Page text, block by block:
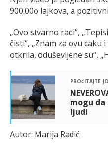
900.00o lajkova, a
„Ovo stvarno radi“,
čisti“, „Znam za ovu caku
otkrila, oduševljene su“,
pročitajte
mogu da
ljudi
Autor: Marija Radić